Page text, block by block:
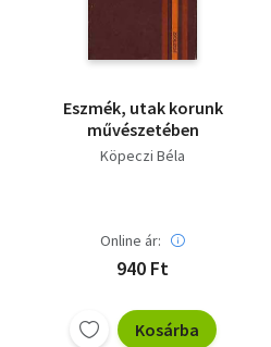
Eszmék, utak korunk
művészetében
Köpeczi Béla
Online ár:
940 Ft
Kosárba